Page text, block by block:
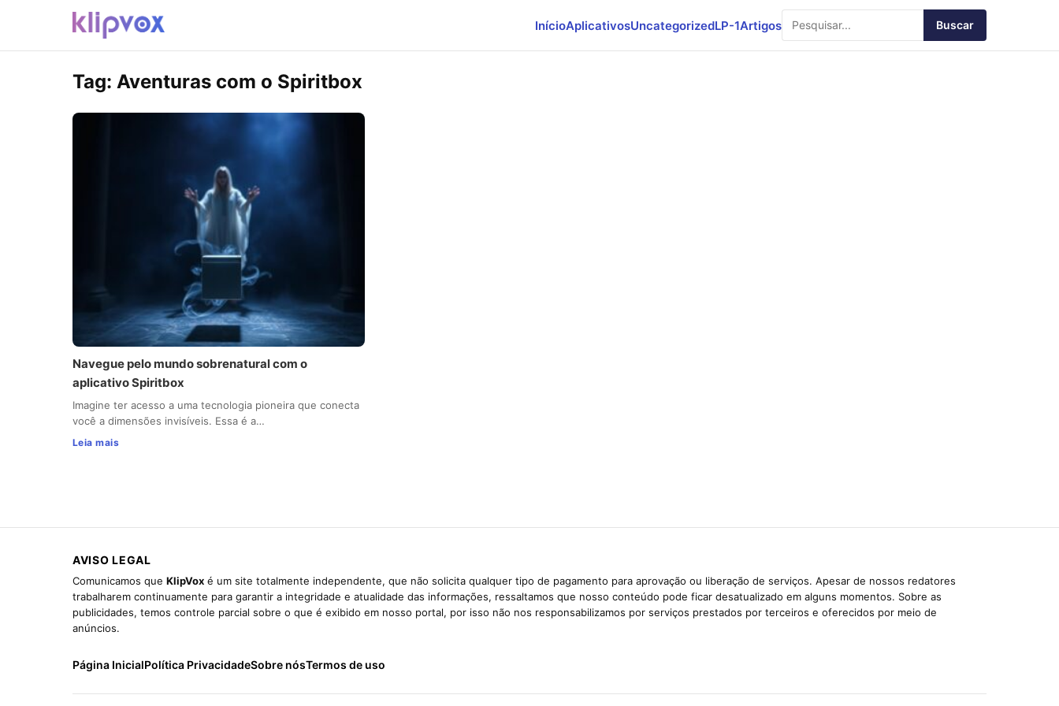
InícioAplicativosUncategorizedLP-1Artigos Buscar
Tag: Aventuras com o Spiritbox
Navegue pelo mundo sobrenatural com o
aplicativo Spiritbox
Imagine ter acesso a uma tecnologia pioneira que conecta
você a dimensões invisíveis. Essa é a…
Leia mais
AVISO LEGAL
Comunicamos que KlipVox é um site totalmente independente, que não solicita qualquer tipo de pagamento para aprovação ou liberação de serviços. Apesar de nossos redatores
trabalharem continuamente para garantir a integridade e atualidade das informações, ressaltamos que nosso conteúdo pode ficar desatualizado em alguns momentos. Sobre as
publicidades, temos controle parcial sobre o que é exibido em nosso portal, por isso não nos responsabilizamos por serviços prestados por terceiros e oferecidos por meio de
anúncios.
Página InicialPolítica PrivacidadeSobre nósTermos de uso